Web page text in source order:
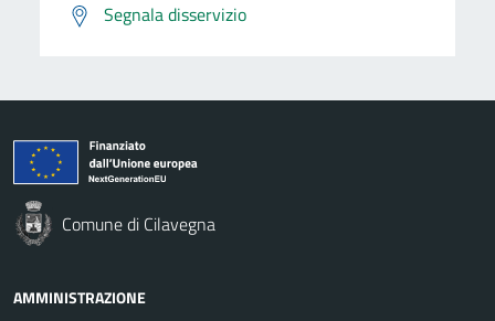
Segnala disservizio
Comune di Cilavegna
AMMINISTRAZIONE